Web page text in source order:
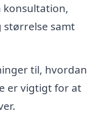
konsultation,
størrelse samt
til, hvordan
er vigtigt for at